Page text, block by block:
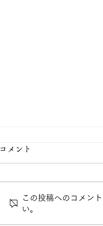
絵本の楽しみ
コメント
この投稿へのコメン
い。